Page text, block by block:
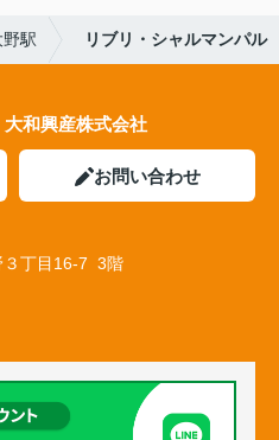
駅 リブリ・シャルマンパル
和興産株式会社
お問い合わせ
３丁目16-7 3階